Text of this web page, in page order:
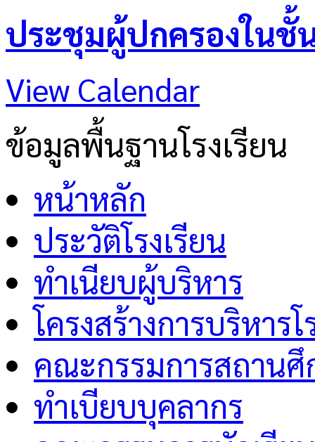
ประชุมผู้ปกครองในชั้
View Calendar
ข้อมูลพื้นฐานโรงเรียน
หน้าหลัก
ประวัติโรงเรียน
ทำเนียบผู้บริหาร
โครงสร้างการบริหารโ
คณะกรรมการสถาน
ทำเบียบบุคลากร